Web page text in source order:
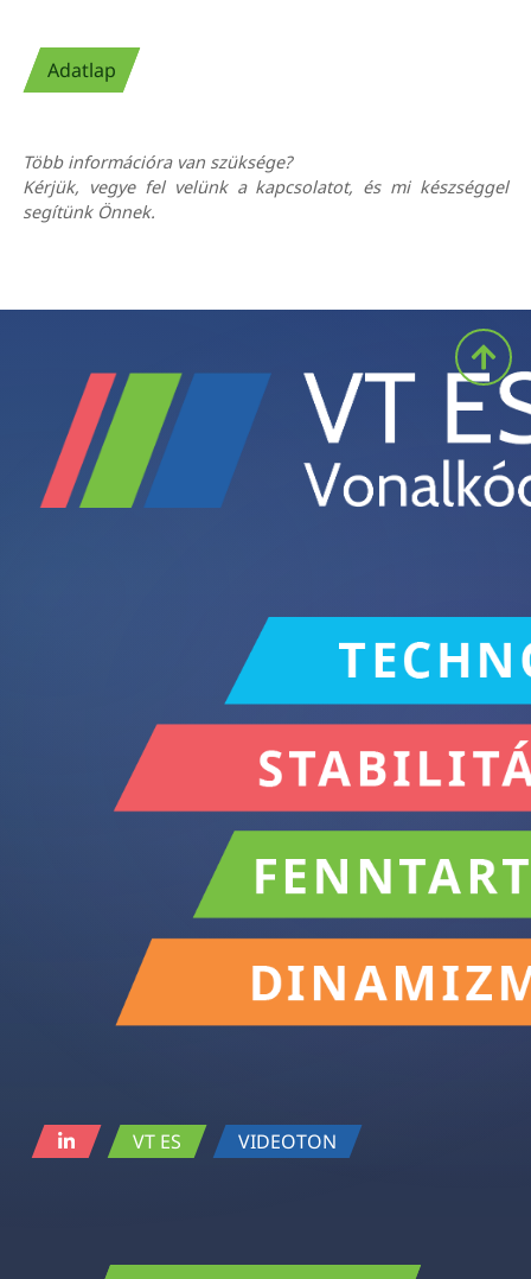
Adatlap
Több információra van szüksége?
Kérjük, vegye fel velünk a kapcsolatot, és mi készséggel
segítünk Önnek.
VT ES VIDEOTON